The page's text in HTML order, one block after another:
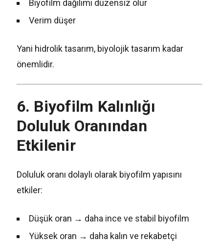
Biyofilm dağılımı düzensiz olur
Verim düşer
Yani hidrolik tasarım, biyolojik tasarım kadar
önemlidir.
6. Biyofilm Kalınlığı
Doluluk Oranından
Etkilenir
Doluluk oranı dolaylı olarak biyofilm yapısını
etkiler:
Düşük oran → daha ince ve stabil biyofilm
Yüksek oran → daha kalın ve rekabetçi